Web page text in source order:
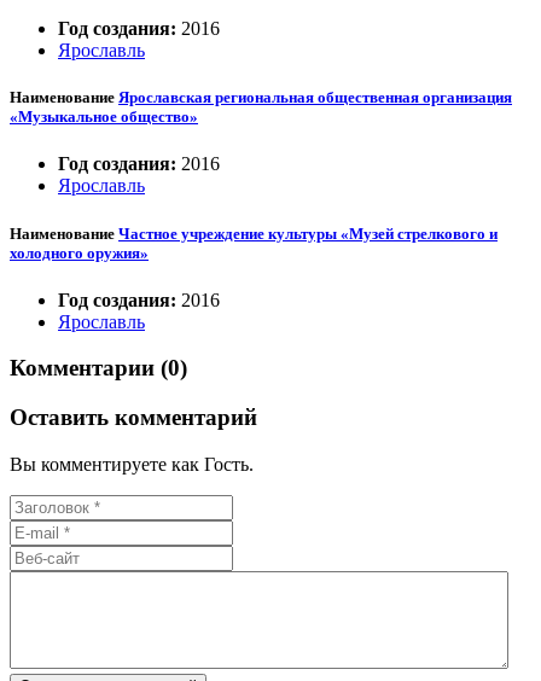
Год создания: 2016
Ярославль
Наименование Ярославская региональная общественная организация
«Музыкальное общество»
Год создания: 2016
Ярославль
Наименование Частное учреждение культуры «Музей стрелкового и
холодного оружия»
Год создания: 2016
Ярославль
Комментарии (0)
Оставить комментарий
Вы комментируете как Гость.